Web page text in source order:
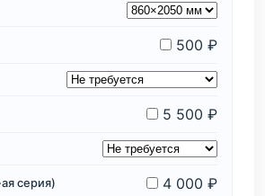
500 ₽
5 500 ₽
серия) 4 000 ₽